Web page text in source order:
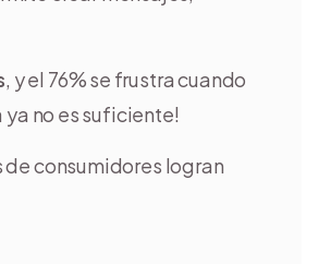
, y el 76% se frustra cuando
ya no es suficiente!
consumidores logran